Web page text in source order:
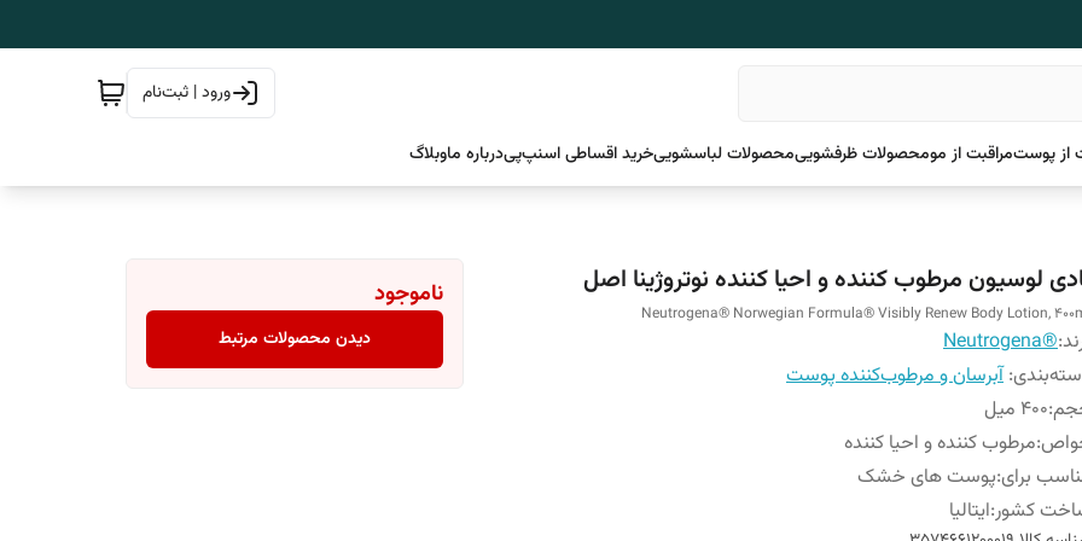
ورود | ثبت‌نام
از پوستمراقبت از مومحصولات ظرفشوییمحصولات لباسشوییخرید اقساطی اسنپ‌پیدرباره ماوبلاگ
لوسیون مرطوب کننده و احیا کننده نوتروژینا اصل
Neutrogena® Norwegian Formula® Visibly Renew Body Lotion,
®Neutrogena
:آبرسان و مرطوب‌کننده پوست
:400 میل
:مرطوب کننده و احیا کننده
برای:پوست های خشک
کشور:ایتالیا
ناموجود
دیدن محصولات مرتبط